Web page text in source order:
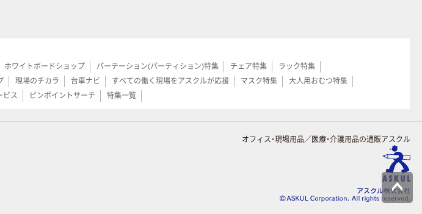
ホワイトボードショップ パーテーション(パーティション)特集 チェア特集
ラック特集
現場のチカラ 台車ナビ すべての働く現場をアスクルが応援 マスク特集
大人用おむつ特集
ビス ピンポイントサーチ 特集一覧
オフィス・現場用品／医療・介護用品の通販アスクル